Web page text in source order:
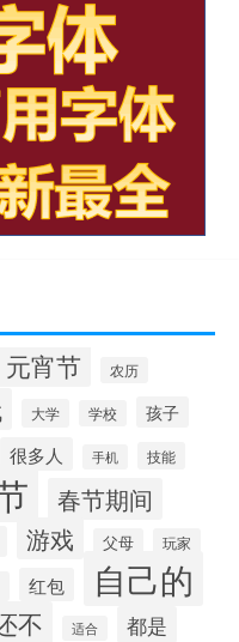
元宵节 农历
大学 学校 孩子
很多人 手机 技能
春节期间
游戏 父母 玩家
红包 自己的
不 适合 都是